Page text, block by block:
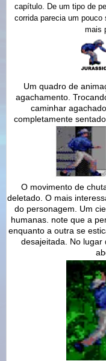
capítulo. De um tipo de
corrida parecia um
mais
Um quadro de
agachamento.
caminhar
completamente
O movimento de
deletado. O mais
do personagem. Um
humanas. note que a
enquanto a outra se
desajeitada. No lugar